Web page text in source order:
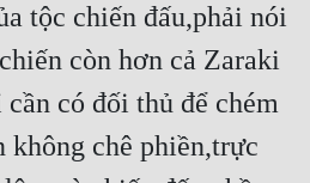
tộc chiến đấu,phải nói
còn hơn cả Zaraki
có đối thủ để chém
không chê phiền,trực